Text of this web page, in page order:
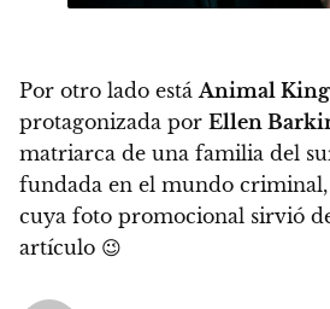
Por otro lado está Animal
protagonizada por Ellen
matriarca de una familia del
fundada en el mundo criminal,
cuya foto promocional sirvió
artículo 😉